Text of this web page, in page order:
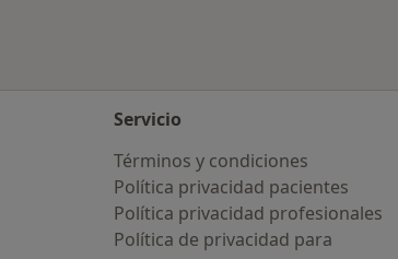
Servicio
Términos y condiciones
Política privacidad pacientes
Política privacidad profesionales
Política de privacidad para